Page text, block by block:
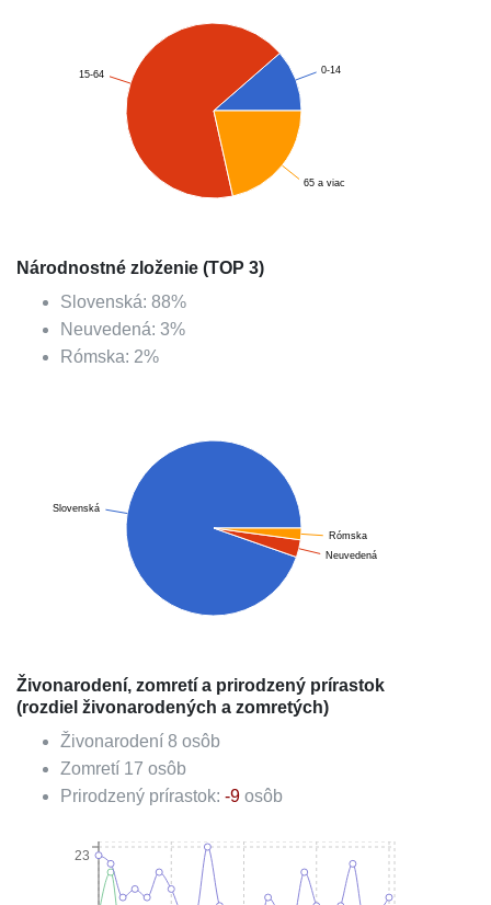
0-14
15-64
65 a viac
Národnostné zloženie (TOP 3)
Slovenská: 88%
Neuvedená: 3%
Rómska: 2%
Slovenská
Neuvedená
Rómska
Živonarodení, zomretí a prirodzený prírastok
(rozdiel živonarodených a zomretých)
Živonarodení 8 osôb
Zomretí 17 osôb
Prirodzený prírastok: -9 osôb
23